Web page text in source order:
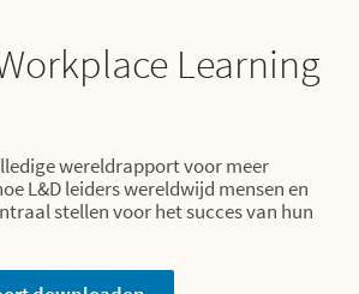
Learning
wereldrapport voor meer
L&D leiders wereldwijd mensen en
stellen voor het succes van hun